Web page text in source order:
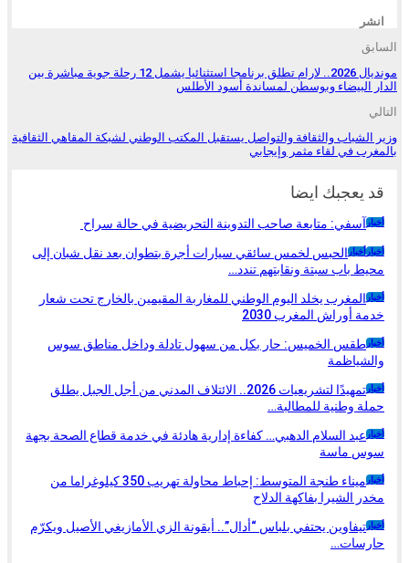
انشر
السابق
مونديال 2026.. لارام تطلق برنامجا استثنائيا يشمل 12 رحلة جوية مباشرة بين
الدار البيضاء وبوسطن لمساندة أسود الأطلس
التالي
وزير الشباب والثقافة والتواصل يستقبل المكتب الوطني لشبكة المقاهي الثقافية
بالمغرب في لقاء مثمر وإيجابي
قد يعجبك ايضا
أخبارآسفي: متابعة صاحب التدوينة التحريضية في حالة سراح
أخبارأخبارالحبس لخمس سائقي سيارات أجرة بتطوان بعد نقل شبان إلى
محيط باب سبتة ونقابتهم تندد…
أخبارالمغرب يخلد اليوم الوطني للمغاربة المقيمين بالخارج تحت شعار
خدمة أوراش المغرب 2030
أخبارطقس الخميس: ﺣﺎﺭ بكل من سهول تادلة وداخل مناطق سوس
والشياظمة
أخبار
تمهيدًا لتشريعيات 2026.. الائتلاف المدني من أجل الجبل يطلق
حملة وطنية للمطالبة…
أخبارعبد السلام الدهبي… كفاءة إدارية هادئة في خدمة قطاع الصحة بجهة
سوس ماسة
أخبار
ميناء طنجة المتوسط: إحباط محاولة تهريب 350 كيلوغراما من
مخدر الشيرا بفاكهة الدلاح
أخبارتيفاوين يحتفي بلباس “أدال”.. أيقونة الزي الأمازيغي الأصيل ويكرّم
حارسات…